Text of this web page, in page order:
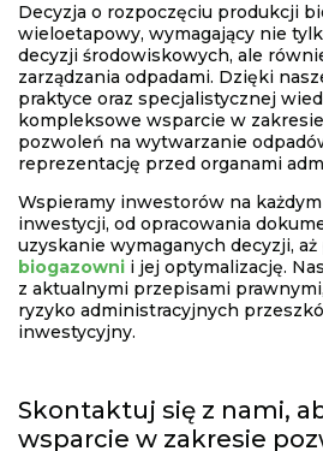
Decyzja o rozpoczęciu produkcji
wieloetapowy, wymagający nie
decyzji środowiskowych, ale
zarządzania odpadami. Dzięki
praktyce oraz specjalistycznej
kompleksowe wsparcie w
pozwoleń na wytwarzanie
reprezentację przed organami
Wspieramy inwestorów na
inwestycji, od opracowania
uzyskanie wymaganych decyzji, aż
biogazowni i jej optymalizację.
z aktualnymi przepisami
ryzyko administracyjnych
inwestycyjny.
Skontaktuj się z nami,
wsparcie w zakresie